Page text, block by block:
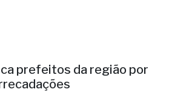
prefeitos da região por